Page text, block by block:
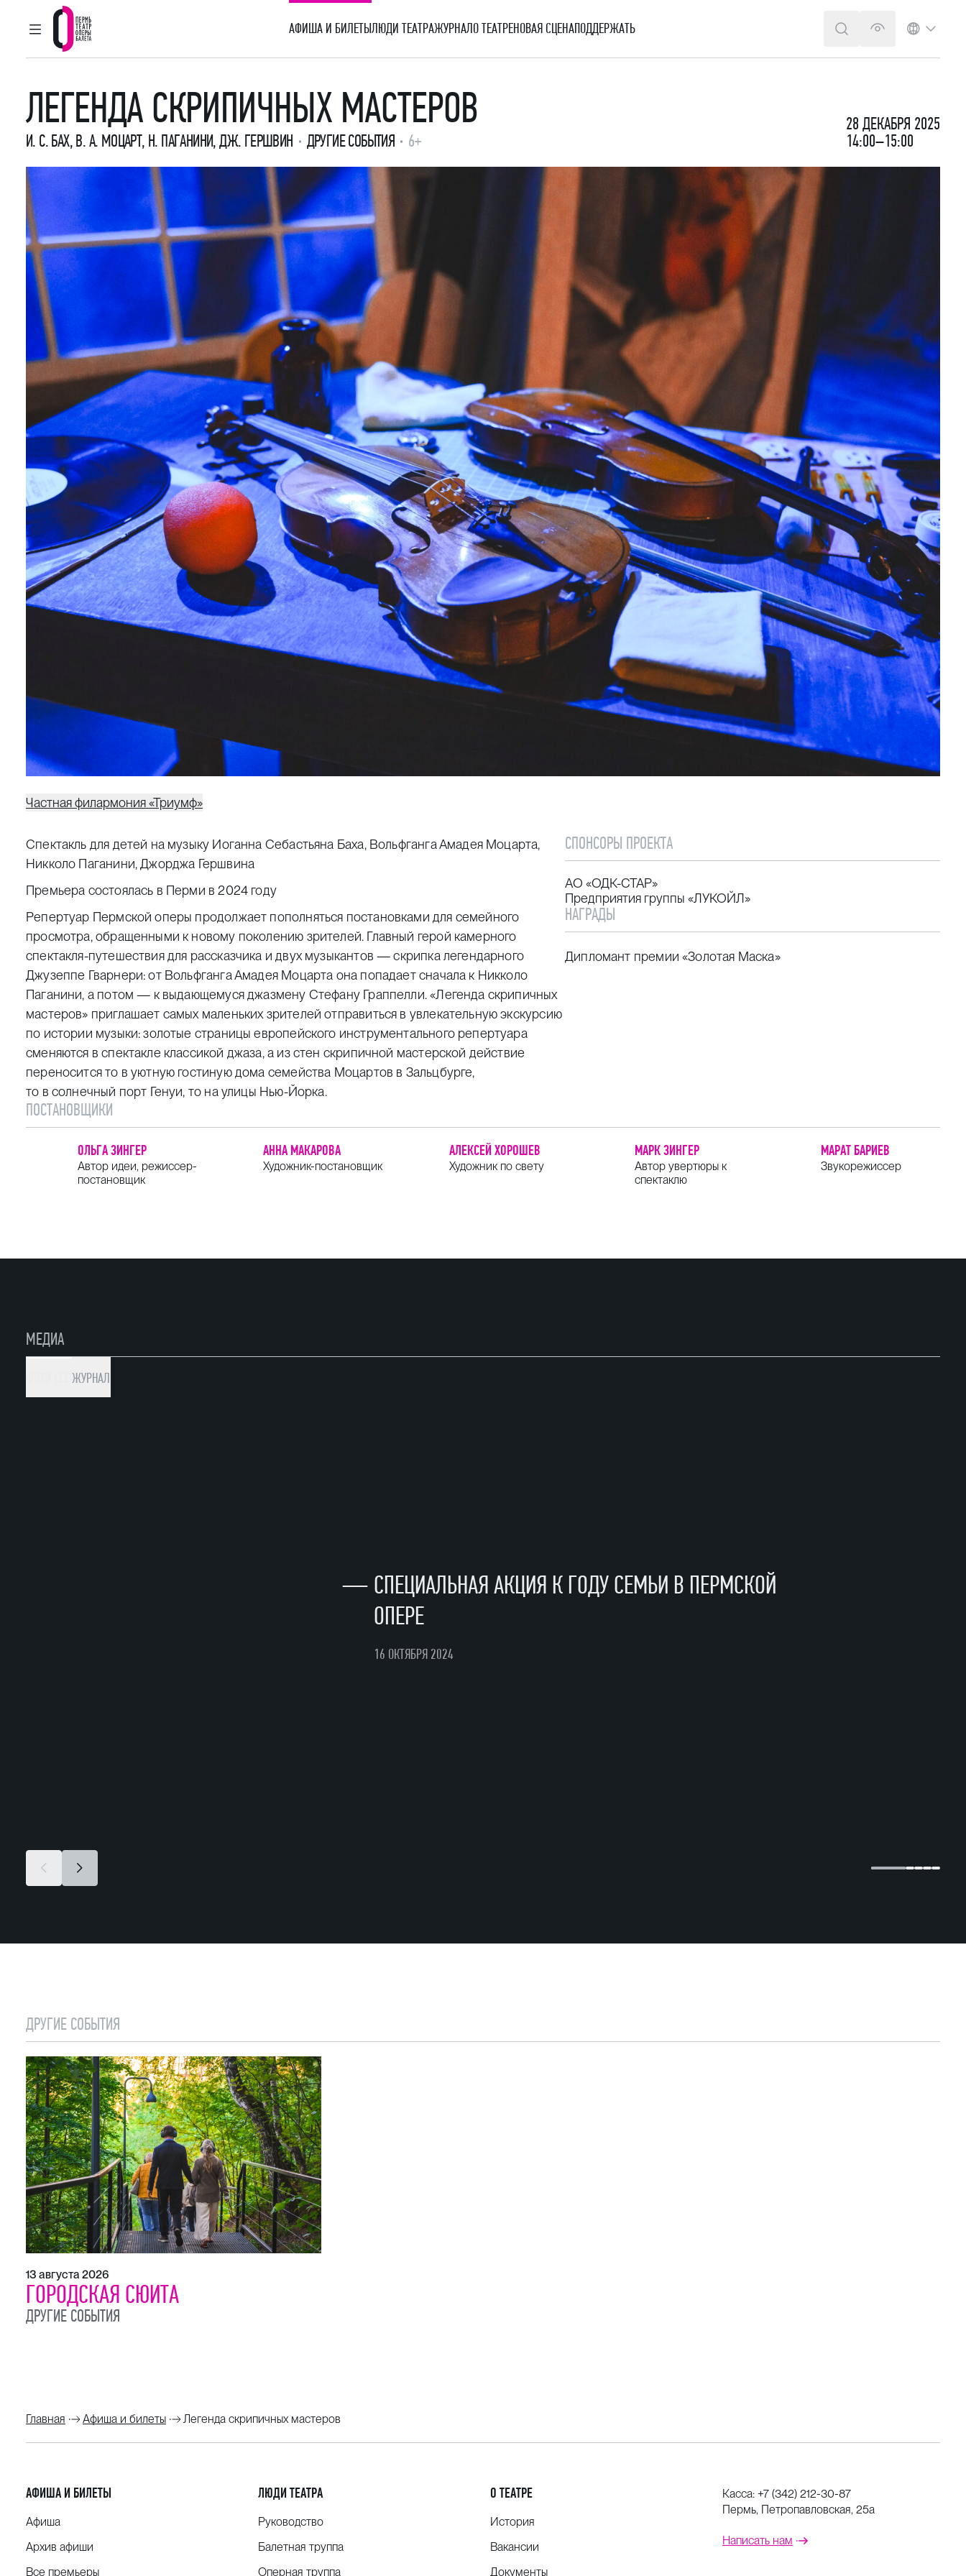
ГЛАВНОЕ МЕНЮ
Пермский театр оперы и балета
АФИША И БИЛЕТЫЛЮДИ ТЕАТРАЖУРНАЛО ТЕАТРЕНОВАЯ СЦЕНАПОДДЕРЖАТЬ ПОИСКВЕРСИЯ ДЛЯ
ЯЗЫК
ЛЕГЕНДА СКРИПИЧНЫХ МАСТЕРОВ
И. С. БАХ,В. А. МОЦАРТ, Н. ПАГАНИНИ,ДЖ. ГЕРШВИН ДРУГИЕ СОБЫТИЯ 6+
28 ДЕКАБРЯ 2025
14:00–15:00
Частная филармония «Триумф»
Спектакль для детей на музыку Иоганна Себастьяна Баха, Вольфганга Амадея Моцарта,
Никколо Паганини, Джорджа Гершвина
Премьера состоялась в Перми в 2024 году
Репертуар Пермской оперы продолжает пополняться постановками для семейного
просмотра, обращенными к новому поколению зрителей. Главный герой камерного
спектакля-путешествия для рассказчика и двух музыкантов — скрипка легендарного
Джузеппе Гварнери: от Вольфганга Амадея Моцарта она попадает сначала к Никколо
Паганини, а потом — к выдающемуся джазмену Стефану Граппелли. «Легенда скрипичных
мастеров» приглашает самых маленьких зрителей отправиться в увлекательную экскурсию
по истории музыки: золотые страницы европейского инструментального репертуара
сменяются в спектакле классикой джаза, а из стен скрипичной мастерской действие
переносится то в уютную гостиную дома семейства Моцартов в Зальцбурге,
то в солнечный порт Генуи, то на улицы Нью-Йорка.
ПОСТАНОВЩИКИ
ОЛЬГА ЗИНГЕР
Автор идеи, режиссер-
постановщик
АННА МАКАРОВА
Художник-постановщик
АЛЕКСЕЙ ХОРОШЕВ
Художник по свету
МАРК ЗИНГЕР
Автор увертюры к
спектаклю
МАРАТ БАРИЕВ
Звукорежиссер
СПОНСОРЫ ПРОЕКТА
АО «ОДК-СТАР»
Предприятия группы «ЛУКОЙЛ»
НАГРАДЫ
Дипломант премии «Золотая Маска»
МЕДИА
ФОТО (22)ЖУРНАЛ
— СПЕЦИАЛЬНАЯ АКЦИЯ К ГОДУ СЕМЬИ В ПЕРМСКОЙ
ОПЕРЕ
16 ОКТЯБРЯ 2024
ДРУГИЕ СОБЫТИЯ
13 августа 2026
ГОРОДСКАЯ СЮИТА
ДРУГИЕ СОБЫТИЯ
Главная Афиша и билеты Легенда скрипичных мастеров
АФИША И БИЛЕТЫ
Афиша
Архив афиши
Все премьеры
ЛЮДИ ТЕАТРА
Руководство
Балетная труппа
Оперная труппа
О ТЕАТРЕ
История
Вакансии
Документы
Касса: +7 (342) 212-30-87
Пермь, Петропавловская, 25а
Написать нам